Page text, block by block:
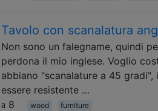
Tavolo con scanalatura
Non sono un falegname, quindi
perdona il mio inglese. Voglio
abbiano "scanalature a 45
essere resistente …
8
wood furniture